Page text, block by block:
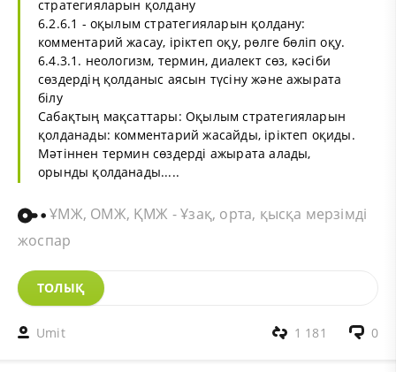
стратегияларын қолдану
6.2.6.1 - оқылым стратегияларын қолдану:
комментарий жасау, іріктеп оқу, рөлге бөліп оқу.
6.4.3.1. неологизм, термин, диалект сөз, кәсіби
сөздердің қолданыс аясын түсіну және ажырата
білу
Сабақтың мақсаттары: Оқылым стратегияларын
қолданады: комментарий жасайды, іріктеп оқиды.
Мәтіннен термин сөздерді ажырата алады,
орынды қолданады.....
ҰМЖ, ОМЖ, ҚМЖ - Ұзақ, орта, қысқа мерзімді
жоспар
ТОЛЫҚ
Umit 0
1 181